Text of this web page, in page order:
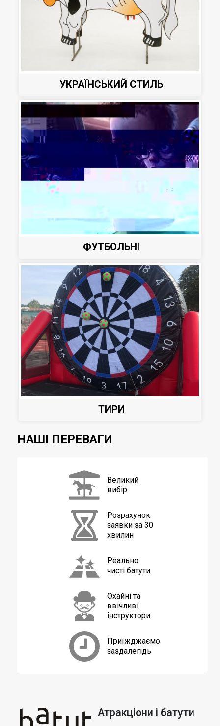
УКРАЇНСЬКИЙ СТИЛЬ
ФУТБОЛЬНІ
ТИРИ
НАШІ ПЕРЕВАГИ
Великий
вибір
Розрахунок
заявкиза 30
хвилин
Реально
чисті батути
Охайні та
ввічливі
інструктори
Приїжджаємо
заздалегідь
Атракціони і батути